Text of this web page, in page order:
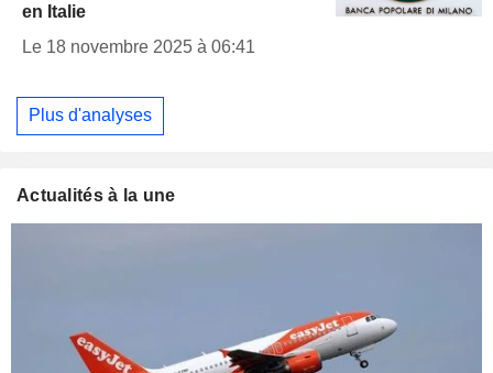
en Italie
Le 18 novembre 2025 à 06:41
Plus d'analyses
Actualités à la une